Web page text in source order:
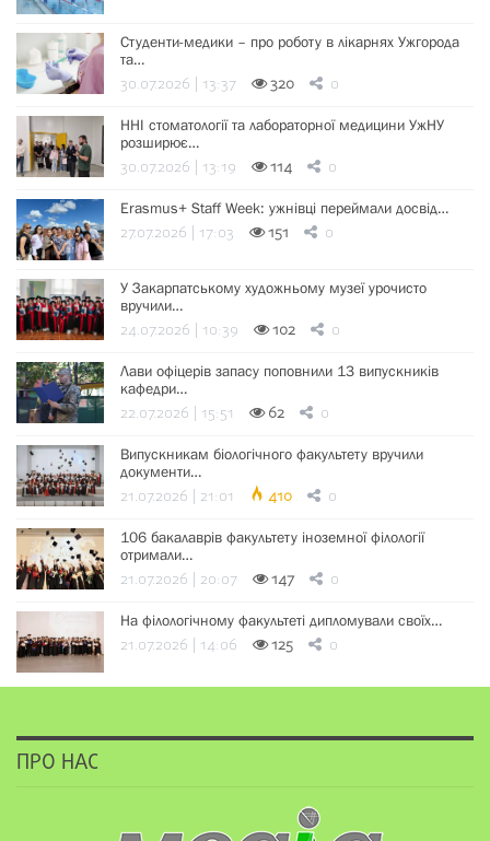
Студенти-медики – про роботу в лікарнях Ужгорода
та…
30.07.2026 | 13:37 320 0
ННІ стоматології та лабораторної медицини УжНУ
розширює…
30.07.2026 | 13:19 114 0
Erasmus+ Staff Week: ужнівці переймали досвід…
27.07.2026 | 17:03 151 0
У Закарпатському художньому музеї урочисто
вручили…
24.07.2026 | 10:39 102 0
Лави офіцерів запасу поповнили 13 випускників
кафедри…
22.07.2026 | 15:51 62 0
Випускникам біологічного факультету вручили
документи…
21.07.2026 | 21:01 410 0
106 бакалаврів факультету іноземної філології
отримали…
21.07.2026 | 20:07 147 0
На філологічному факультеті дипломували своїх…
21.07.2026 | 14:06 125 0
ПРО НАС